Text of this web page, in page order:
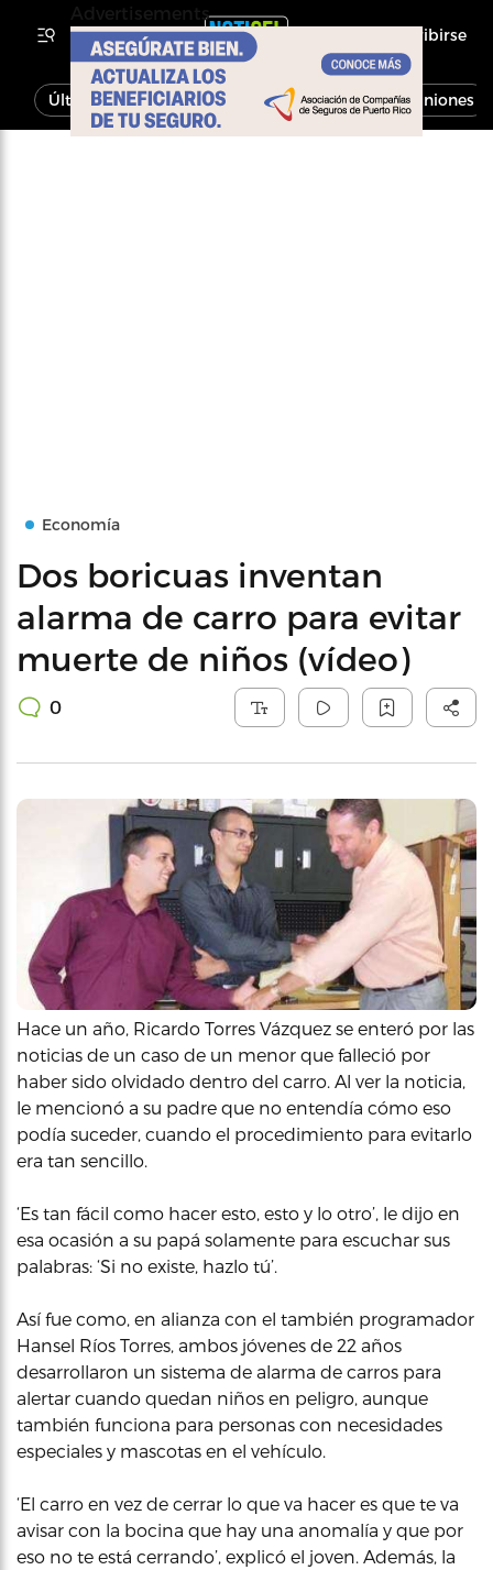
Inscribirse
Última Hora Noticias Economía Opiniones
Economía
Dos boricuas inventan
alarma de carro para evitar
muerte de niños (vídeo)
0
Hace un año, Ricardo Torres Vázquez se enteró por las
noticias de un caso de un menor que falleció por
haber sido olvidado dentro del carro. Al ver la noticia,
le mencionó a su padre que no entendía cómo eso
podía suceder, cuando el procedimiento para evitarlo
era tan sencillo.
‘Es tan fácil como hacer esto, esto y lo otro’, le dijo en
esa ocasión a su papá solamente para escuchar sus
palabras: ‘Si no existe, hazlo tú’.
Así fue como, en alianza con el también programador
Hansel Ríos Torres, ambos jóvenes de 22 años
desarrollaron un sistema de alarma de carros para
alertar cuando quedan niños en peligro, aunque
también funciona para personas con necesidades
especiales y mascotas en el vehículo.
‘El carro en vez de cerrar lo que va hacer es que te va
avisar con la bocina que hay una anomalía y que por
eso no te está cerrando’, explicó el joven. Además, la
Advertisements